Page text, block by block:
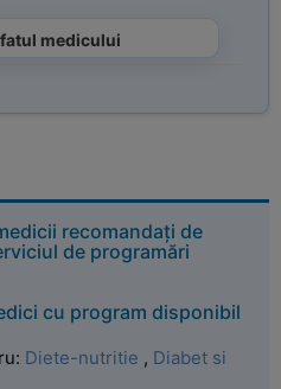
medicului
recomandați de
de programări
cu program disponibil
Diete-nutritie , Diabet si